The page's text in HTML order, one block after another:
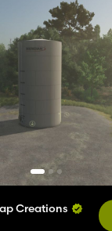
Creations